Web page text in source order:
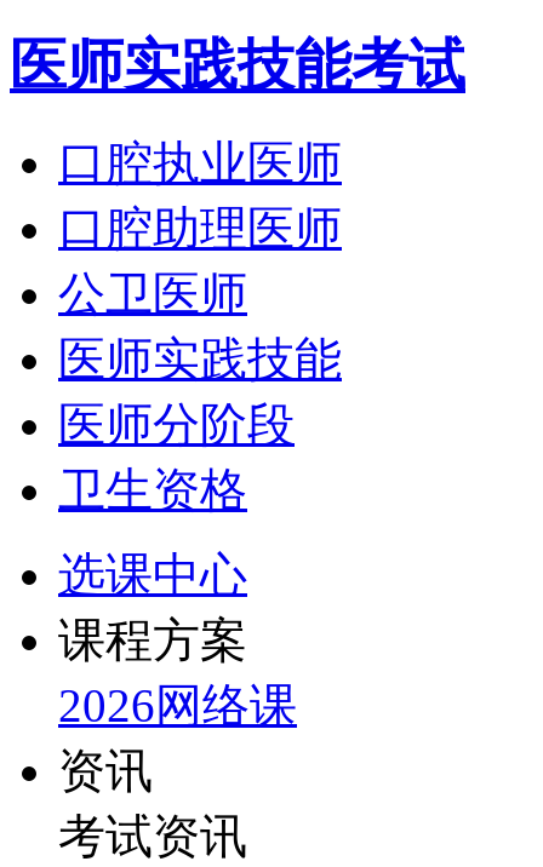
医师实践技能考试
口腔执业医师
口腔助理医师
公卫医师
医师实践技能
医师分阶段
卫生资格
选课中心
课程方案
2026网络课
资讯
考试资讯